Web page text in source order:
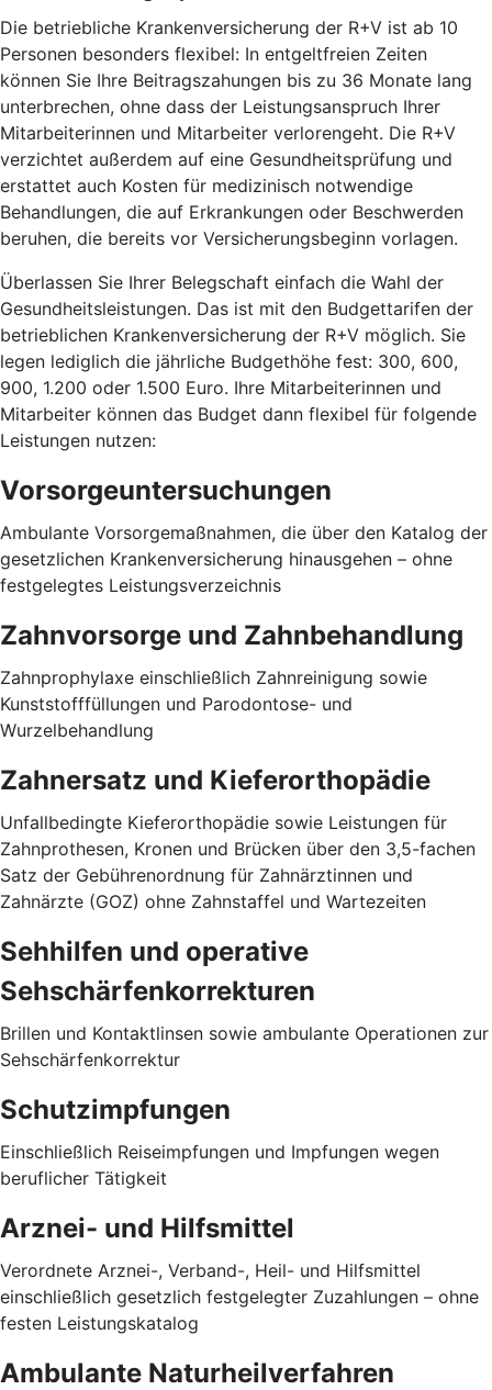
Die betriebliche Krankenversicherung der R+V ist ab 10
Personen besonders flexibel: In entgeltfreien Zeiten
können Sie Ihre Beitragszahungen bis zu 36 Monate lang
unterbrechen, ohne dass der Leistungsanspruch Ihrer
Mitarbeiterinnen und Mitarbeiter verlorengeht. Die R+V
verzichtet außerdem auf eine Gesundheitsprüfung und
erstattet auch Kosten für medizinisch notwendige
Behandlungen, die auf Erkrankungen oder Beschwerden
beruhen, die bereits vor Versicherungsbeginn vorlagen.
Überlassen Sie Ihrer Belegschaft einfach die Wahl der
Gesundheitsleistungen. Das ist mit den Budgettarifen der
betrieblichen Krankenversicherung der R+V möglich. Sie
legen lediglich die jährliche Budgethöhe fest: 300, 600,
900, 1.200 oder 1.500 Euro. Ihre Mitarbeiterinnen und
Mitarbeiter können das Budget dann flexibel für folgende
Leistungen nutzen:
Vorsorgeuntersuchungen
Ambulante Vorsorgemaßnahmen, die über den Katalog der
gesetzlichen Krankenversicherung hinausgehen – ohne
festgelegtes Leistungsverzeichnis
Zahnvorsorge und Zahnbehandlung
Zahnprophylaxe einschließlich Zahnreinigung sowie
Kunststofffüllungen und Parodontose- und
Wurzelbehandlung
Zahnersatz und Kieferorthopädie
Unfallbedingte Kieferorthopädie sowie Leistungen für
Zahnprothesen, Kronen und Brücken über den 3,5-fachen
Satz der Gebührenordnung für Zahnärztinnen und
Zahnärzte (GOZ) ohne Zahnstaffel und Wartezeiten
Sehhilfen und operative
Sehschärfenkorrekturen
Brillen und Kontaktlinsen sowie ambulante Operationen zur
Sehschärfenkorrektur
Schutzimpfungen
Einschließlich Reiseimpfungen und Impfungen wegen
beruflicher Tätigkeit
Arznei- und Hilfsmittel
Verordnete Arznei-, Verband-, Heil- und Hilfsmittel
einschließlich gesetzlich festgelegter Zuzahlungen – ohne
festen Leistungskatalog
Ambulante Naturheilverfahren